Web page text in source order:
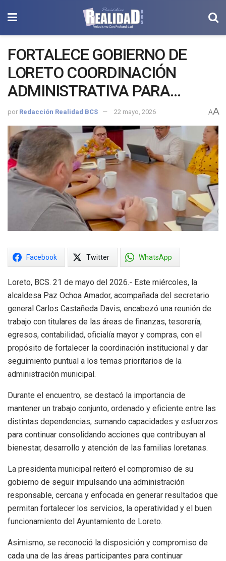
FORTALECE GOBIERNO DE
LORETO COORDINACIÓN
ADMINISTRATIVA PARA
SEGUIR IMPULSANDO
RESULTADOS A FAVOR DE LAS
FAMILIAS
por Redacción Realidad BCS 22 mayo, 2026 AA
Facebook Twitter WhatsApp
Loreto, BCS. 21 de mayo del 2026.- Este miércoles, la
alcaldesa Paz Ochoa Amador, acompañada del secretario
general Carlos Castañeda Davis, encabezó una reunión de
trabajo con titulares de las áreas de finanzas, tesorería,
egresos, contabilidad, oficialía mayor y compras, con el
propósito de fortalecer la coordinación institucional y dar
seguimiento puntual a los temas prioritarios de la
administración municipal.
Durante el encuentro, se destacó la importancia de
mantener un trabajo conjunto, ordenado y eficiente entre las
distintas dependencias, sumando capacidades y esfuerzos
para continuar consolidando acciones que contribuyan al
bienestar, desarrollo y atención de las familias loretanas.
La presidenta municipal reiteró el compromiso de su
gobierno de seguir impulsando una administración
responsable, cercana y enfocada en generar resultados que
permitan fortalecer los servicios, la operatividad y el buen
funcionamiento del Ayuntamiento de Loreto.
Asimismo, se reconoció la disposición y compromiso de
cada una de las áreas participantes para continuar